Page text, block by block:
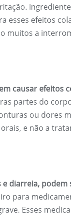
esses efeitos
muitos a
causar efeitos
partes do
ou dores
e não a
diarreia,
para
Esses